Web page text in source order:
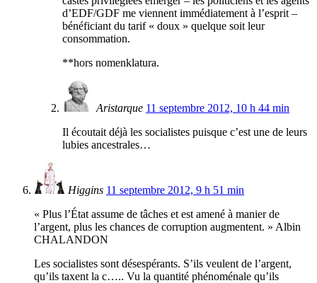
d’EDF/GDF me viennent immédiatement à l’esprit –
bénéficiant du tarif « doux » quelque soit leur
consommation.
**hors nomenklatura.
Aristarque 11 septembre 2012, 10 h 44 min
Il écoutait déjà les socialistes puisque c’est une de leurs
lubies ancestrales…
Higgins 11 septembre 2012, 9 h 51 min
« Plus l’État assume de tâches et est amené à manier de
l’argent, plus les chances de corruption augmentent. » Albin
CHALANDON
Les socialistes sont désespérants. S’ils veulent de l’argent,
qu’ils taxent la c….. Vu la quantité phénoménale qu’ils